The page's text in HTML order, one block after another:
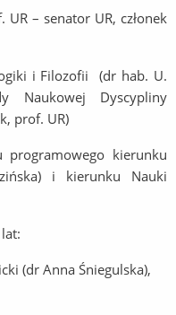
– senator UR, członek
i Filozofii (dr hab. U.
Naukowej Dyscypliny
prof. UR)
programowego kierunku
i kierunku Nauki
(dr Anna Śniegulska),